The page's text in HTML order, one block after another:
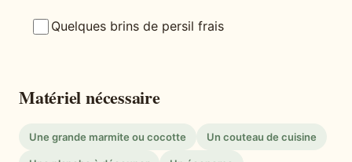
Quelques brins de persil frais
Matériel nécessaire
Une grande marmite ou cocotte Un couteau de cuisine